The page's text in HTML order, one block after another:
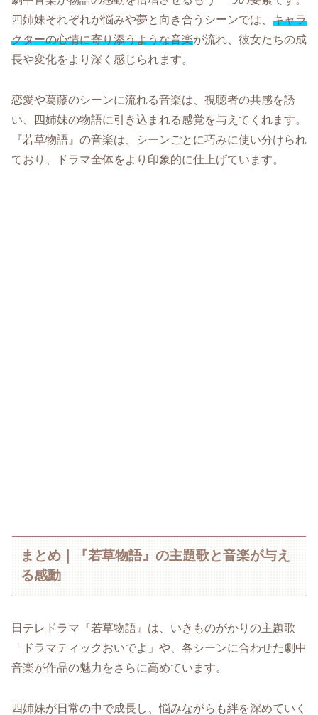
四姉妹それぞれが悩みや夢と向き合うシーンでは、 キャラ
クターの心情に寄り添うような音楽が流れ、彼女たちの成
長や変化をより深く感じられます。
恋愛や葛藤のシーンに流れる音楽は、視聴者の共感を誘
い、四姉妹の物語に引き込まれる感覚を与えてくれます。
『若草物語』の音楽は、シーンごとに巧みに使い分けられ
ており、ドラマ全体をより印象的に仕上げています。
まとめ｜『若草物語』の主題歌と音楽が与え
る感動
日テレドラマ『若草物語』は、いきものがかりの主題歌
「ドラマティックおいでよ」や、各シーンに合わせた劇中
音楽が作品の魅力をさらに高めています。
四姉妹が日常の中で成長し、悩みながらも絆を深めていく